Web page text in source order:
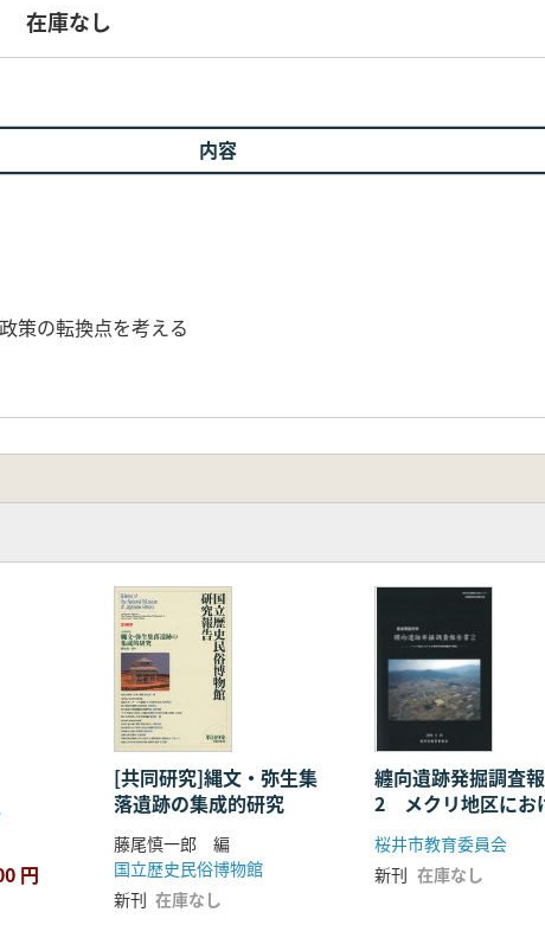
在庫なし
内容
の転換点を考える
円
[共同研究]縄文・弥生集
落遺跡の集成的研究
藤尾慎一郎 編
国立歴史民俗博物館
新刊 在庫なし
纏向遺跡発掘調査
2 メクリ地区にお
古墳時代前期墳墓群
査
桜井市教育委員会
新刊 在庫なし